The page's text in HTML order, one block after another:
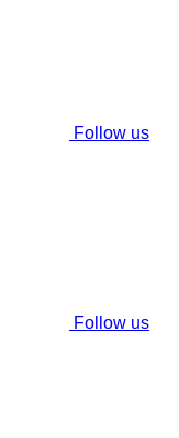
Follow us
Follow us